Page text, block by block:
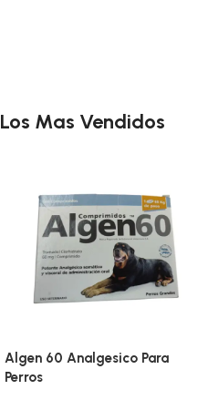
Los Mas Vendidos
Algen 60 Analgesico Para
Perros